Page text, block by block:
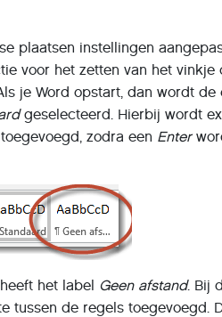
plaatsen instellingen
voor het zetten van het vinkje
je Word opstart, dan wordt de
geselecteerd. Hierbij wordt
zodra een Enter
het label Geen afstand. Bij
tussen de regels toegevoegd.